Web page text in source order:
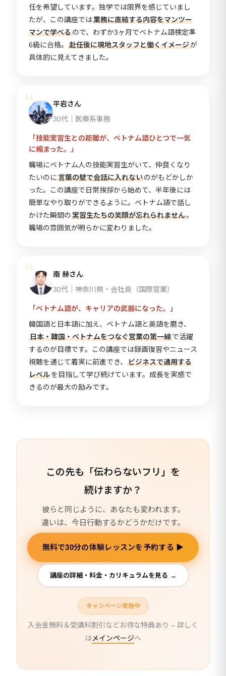
任を希望しています。独学では限界を感じていまし
たが、この講座では業務に直結する内容をマンツー
マンで学べるので、わずか3ヶ月でベトナム語検定準
6級に合格。
赴任後に現地スタッフと働くイメージが
具体的に見えてきました。
平岩さん
30代｜医療系事務
「技能実習生との距離が、ベトナム語ひとつで一気
に縮まった。」
職場にベトナム人の技能実習生がいて、仲良くなり
たいのに言葉の壁で会話に入れないのがもどかしか
った。この講座で日常挨拶から始めて、半年後には
簡単なやり取りができるように。ベトナム語で話し
かけた瞬間の実習生たちの笑顔が忘れられません。
職場の雰囲気が明らかに変わりました。
南 赫さん
30代｜神奈川県・会社員（国際営業）
「ベトナム語が、キャリアの武器になった。」
韓国語と日本語に加え、ベトナム語と英語を磨き、
日本・韓国・ベトナムをつなぐ営業の第一線で活躍
するのが目標です。この講座では録画復習やニュース
視聴を通じて着実に前進でき、
ビジネスで通用する
レベルを目指して学び続けています。成長を実感で
きるのが最大の励みです。
この先も「伝わらないフリ」を
続けますか？
彼らと同じように、あなたも変われます。
違いは、今日行動するかどうかだけです。
無料で30分の体験レッスンを予約する ▶
講座の詳細・料金・カリキュラムを見る →
キャンペーン実施中
入会金無料＆受講料割引などお得な特典あり – 詳しく
はメインページへ